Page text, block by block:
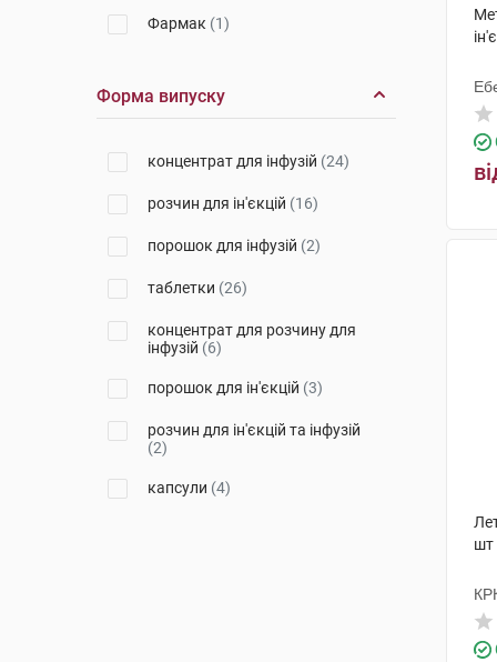
Фармак (1)
Сіндан Фарма
Пфайзер Італія
Сандоз
Хаупт Фарма Вольфратсхаузен
Форма випуску
концентрат для інфузій (24)
розчин для ін'єкцій (16)
порошок для інфузій (2)
таблетки (26)
концентрат для розчину для
інфузій (6)
порошок для ін'єкцій (3)
розчин для ін'єкцій та інфузій
(2)
капсули (4)
шт